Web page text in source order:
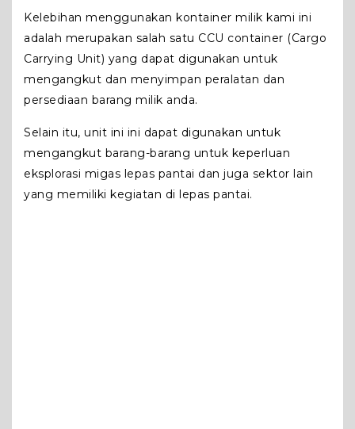
Kelebihan menggunakan kontainer milik kami ini
adalah merupakan salah satu CCU container (Cargo
Carrying Unit) yang dapat digunakan untuk
mengangkut dan menyimpan peralatan dan
persediaan barang milik anda.
Selain itu, unit ini ini dapat digunakan untuk
mengangkut barang-barang untuk keperluan
eksplorasi migas lepas pantai dan juga sektor lain
yang memiliki kegiatan di lepas pantai.